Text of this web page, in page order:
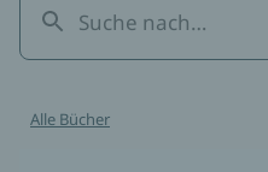
Alle Bücher